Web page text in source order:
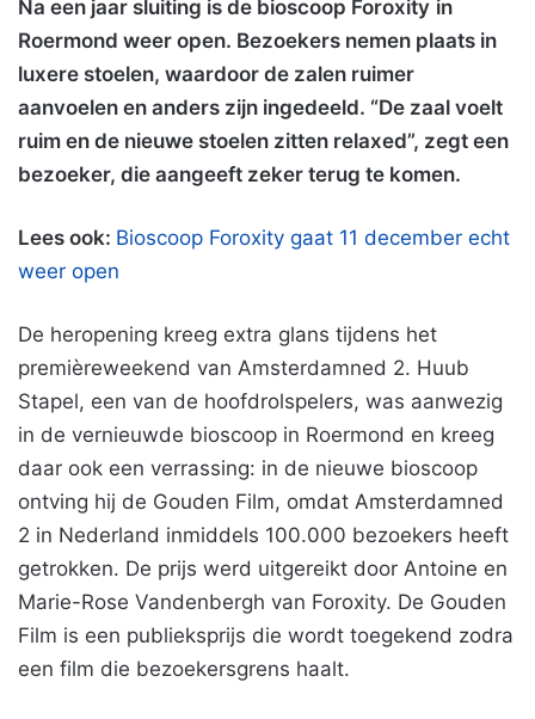
Na een jaar sluiting is de bioscoop Foroxity in
Roermond weer open. Bezoekers nemen plaats in
luxere stoelen, waardoor de zalen ruimer
aanvoelen en anders zijn ingedeeld. “De zaal voelt
ruim en de nieuwe stoelen zitten relaxed”, zegt een
bezoeker, die aangeeft zeker terug te komen.
Lees ook: Bioscoop Foroxity gaat 11 december echt
weer open
De heropening kreeg extra glans tijdens het
premièreweekend van Amsterdamned 2. Huub
Stapel, een van de hoofdrolspelers, was aanwezig
in de vernieuwde bioscoop in Roermond en kreeg
daar ook een verrassing: in de nieuwe bioscoop
ontving hij de Gouden Film, omdat Amsterdamned
2 in Nederland inmiddels 100.000 bezoekers heeft
getrokken. De prijs werd uitgereikt door Antoine en
Marie-Rose Vandenbergh van Foroxity. De Gouden
Film is een publieksprijs die wordt toegekend zodra
een film die bezoekersgrens haalt.